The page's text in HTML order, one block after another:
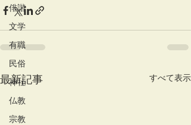
俳諧
文学
有職
民俗
神社
仏教
宗教
最新記事 すべて表示